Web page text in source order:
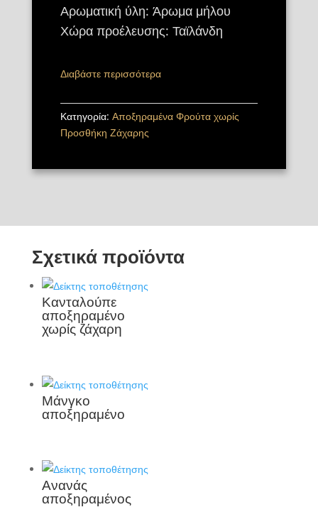
Αρωματική ύλη: Άρωμα μήλου
Χώρα προέλευσης: Ταϊλάνδη
Διαβάστε περισσότερα
Κατηγορία: Αποξηραμένα Φρούτα χωρίς
Προσθήκη Ζάχαρης
Σχετικά προϊόντα
Κανταλούπε
αποξηραμένο
χωρίς ζάχαρη
Μάνγκο
αποξηραμένο
Ανανάς
αποξηραμένος